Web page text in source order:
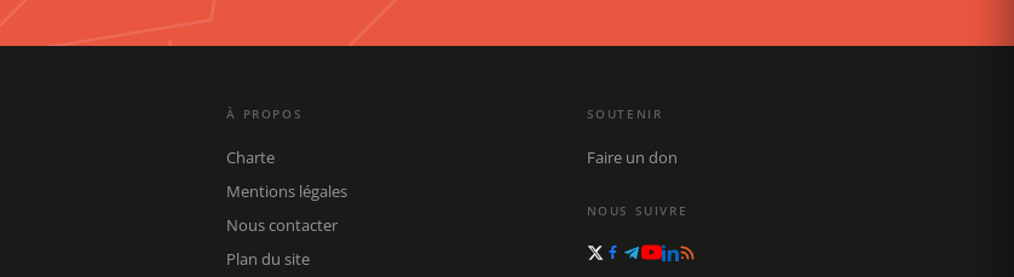
À PROPOS
Charte
Mentions légales
Nous contacter
Plan du site
SOUTENIR
Faire un don
NOUS SUIVRE